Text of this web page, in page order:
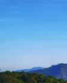
content